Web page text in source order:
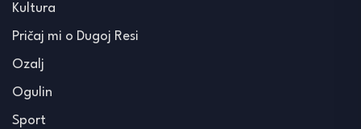
Kultura
Pričaj mi o Dugoj Resi
Ozalj
Ogulin
Sport